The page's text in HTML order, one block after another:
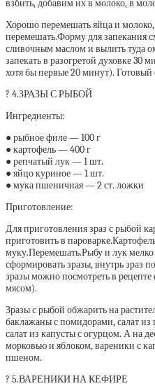
взбить, добавим их в молоко, в
Хорошо перемешать яйца и молоко,
перемешать.Форму для запекания
сливочным маслом и вылить туда
запекать в разогретой духовке 30
хотя бы первые 20 минут). Готовый
? 4.ЗРАЗЫ С РЫБОЙ
Ингредиенты:
● рыбное филе — 100 г
● картофель — 400 г
● репчатый лук — 1 шт.
● яйцо куриное — 1 шт.
● мука пшеничная — 2 ст. ложки
Приготовление:
Для приготовления зраз с рыбой
приготовить в
муку.Перемешать.Рыбу и лук
сформировать зразы, внутрь зраз
зразы можно посмотреть в
мясом).
Зразы с рыбой обжарить на
баклажаны с помидорами, салат
салат из капусты с огурцом. А на
морковью и яблоком, вареники с
пшеном.
? 5.ВАРЕНИКИ НА КЕФИРЕ